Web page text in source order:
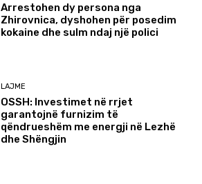
Arrestohen dy persona nga
Zhirovnica, dyshohen për posedim
kokaine dhe sulm ndaj një polici
LAJME
OSSH: Investimet në rrjet
garantojnë furnizim të
qëndrueshëm me energji në Lezhë
dhe Shëngjin